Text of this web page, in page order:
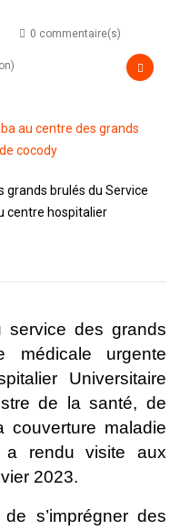
0 commentaire(s)
grands brulés du Service
centre hospitalier
service des grands
médicale urgente
Universitaire
de la santé, de
couverture maladie
a rendu visite aux
2023.
s’imprégner des